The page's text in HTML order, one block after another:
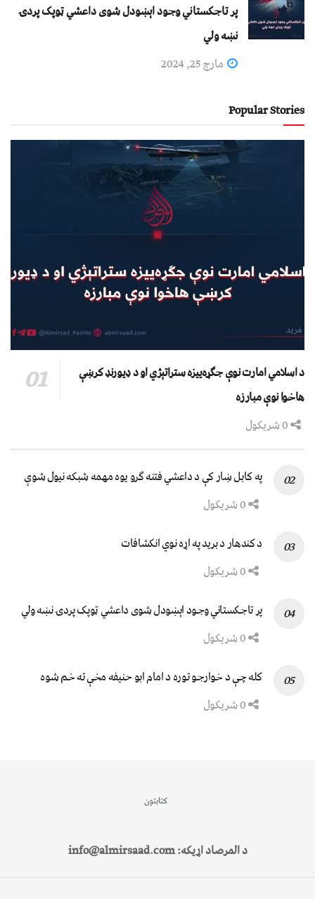
پر تاجکستاني وجود اېښودل شوی داعشي ټوپک پردۍ
نښه ولي
مارچ 25, 2024
Popular Stories
د اسلامي امارت نوې جګړه‌ییزه ستراتېژي او د ډیورنډ کرښې
هاخوا نوې مبارزه
په کابل ښار کې د داعشي فتنه ګرو يوه مهمه شبکه نيول شوې
د کندهار د برید په اړه نوي انکشافات
پر تاجکستاني وجود اېښودل شوی داعشي ټوپک پردۍ نښه ولي
کله چې د خوارجو توره د امام ابو حنیفه مخې ته خم شوه
کتابتون
د المرصاد اړیکه: info@almirsaad.com